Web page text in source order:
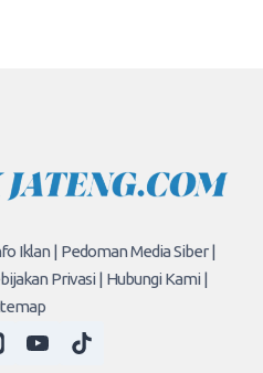
Iklan | Pedoman Media Siber |
Privasi | Hubungi Kami |